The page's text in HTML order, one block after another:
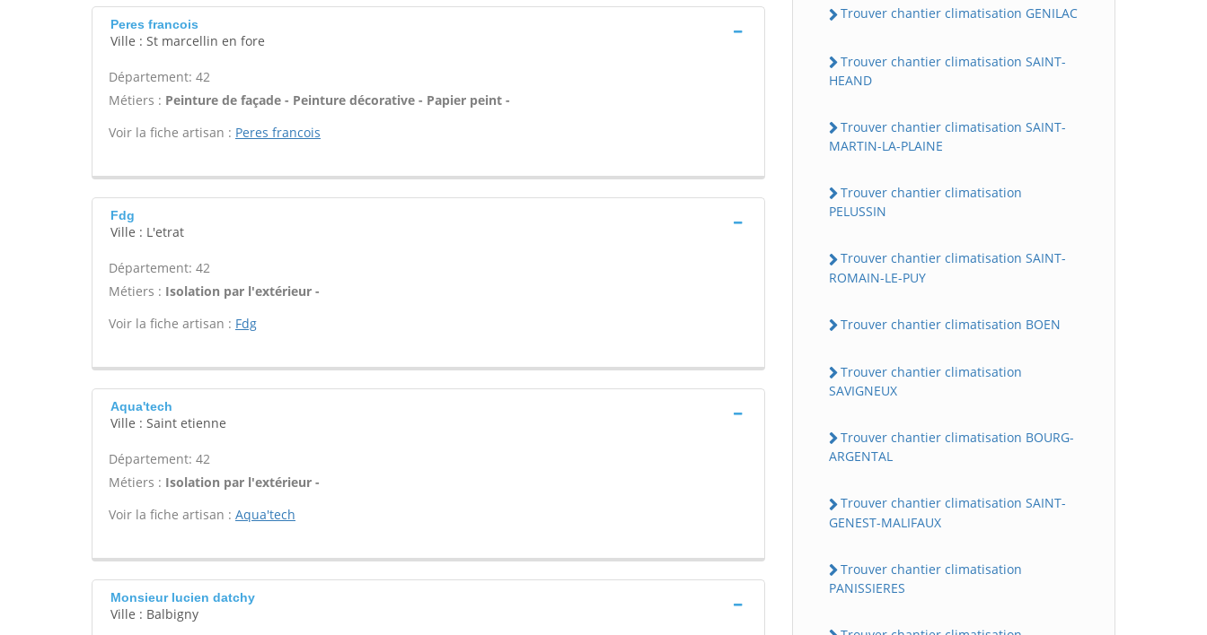
Peres francois
Ville : St marcellin en fore
Département: 42
Métiers : Peinture de façade - Peinture décorative - Papier peint -
Voir la fiche artisan : Peres francois
Fdg
Ville : L'etrat
Département: 42
Métiers : Isolation par l'extérieur -
Voir la fiche artisan : Fdg
Aqua'tech
Ville : Saint etienne
Département: 42
Métiers : Isolation par l'extérieur -
Voir la fiche artisan : Aqua'tech
Monsieur lucien datchy
Ville : Balbigny
Trouver chantier climatisation GENILAC
Trouver chantier climatisation SAINT-
HEAND
Trouver chantier climatisation SAINT-
MARTIN-LA-PLAINE
Trouver chantier climatisation
PELUSSIN
Trouver chantier climatisation SAINT-
ROMAIN-LE-PUY
Trouver chantier climatisation BOEN
Trouver chantier climatisation
SAVIGNEUX
Trouver chantier climatisation BOURG-
ARGENTAL
Trouver chantier climatisation SAINT-
GENEST-MALIFAUX
Trouver chantier climatisation
PANISSIERES